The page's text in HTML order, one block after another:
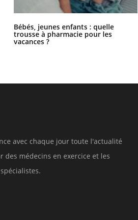
Bébés, jeunes enfants : quelle
trousse à pharmacie pour les
vacances ?
avec chaque jour toute l'actualité
des médecins en exercice et les